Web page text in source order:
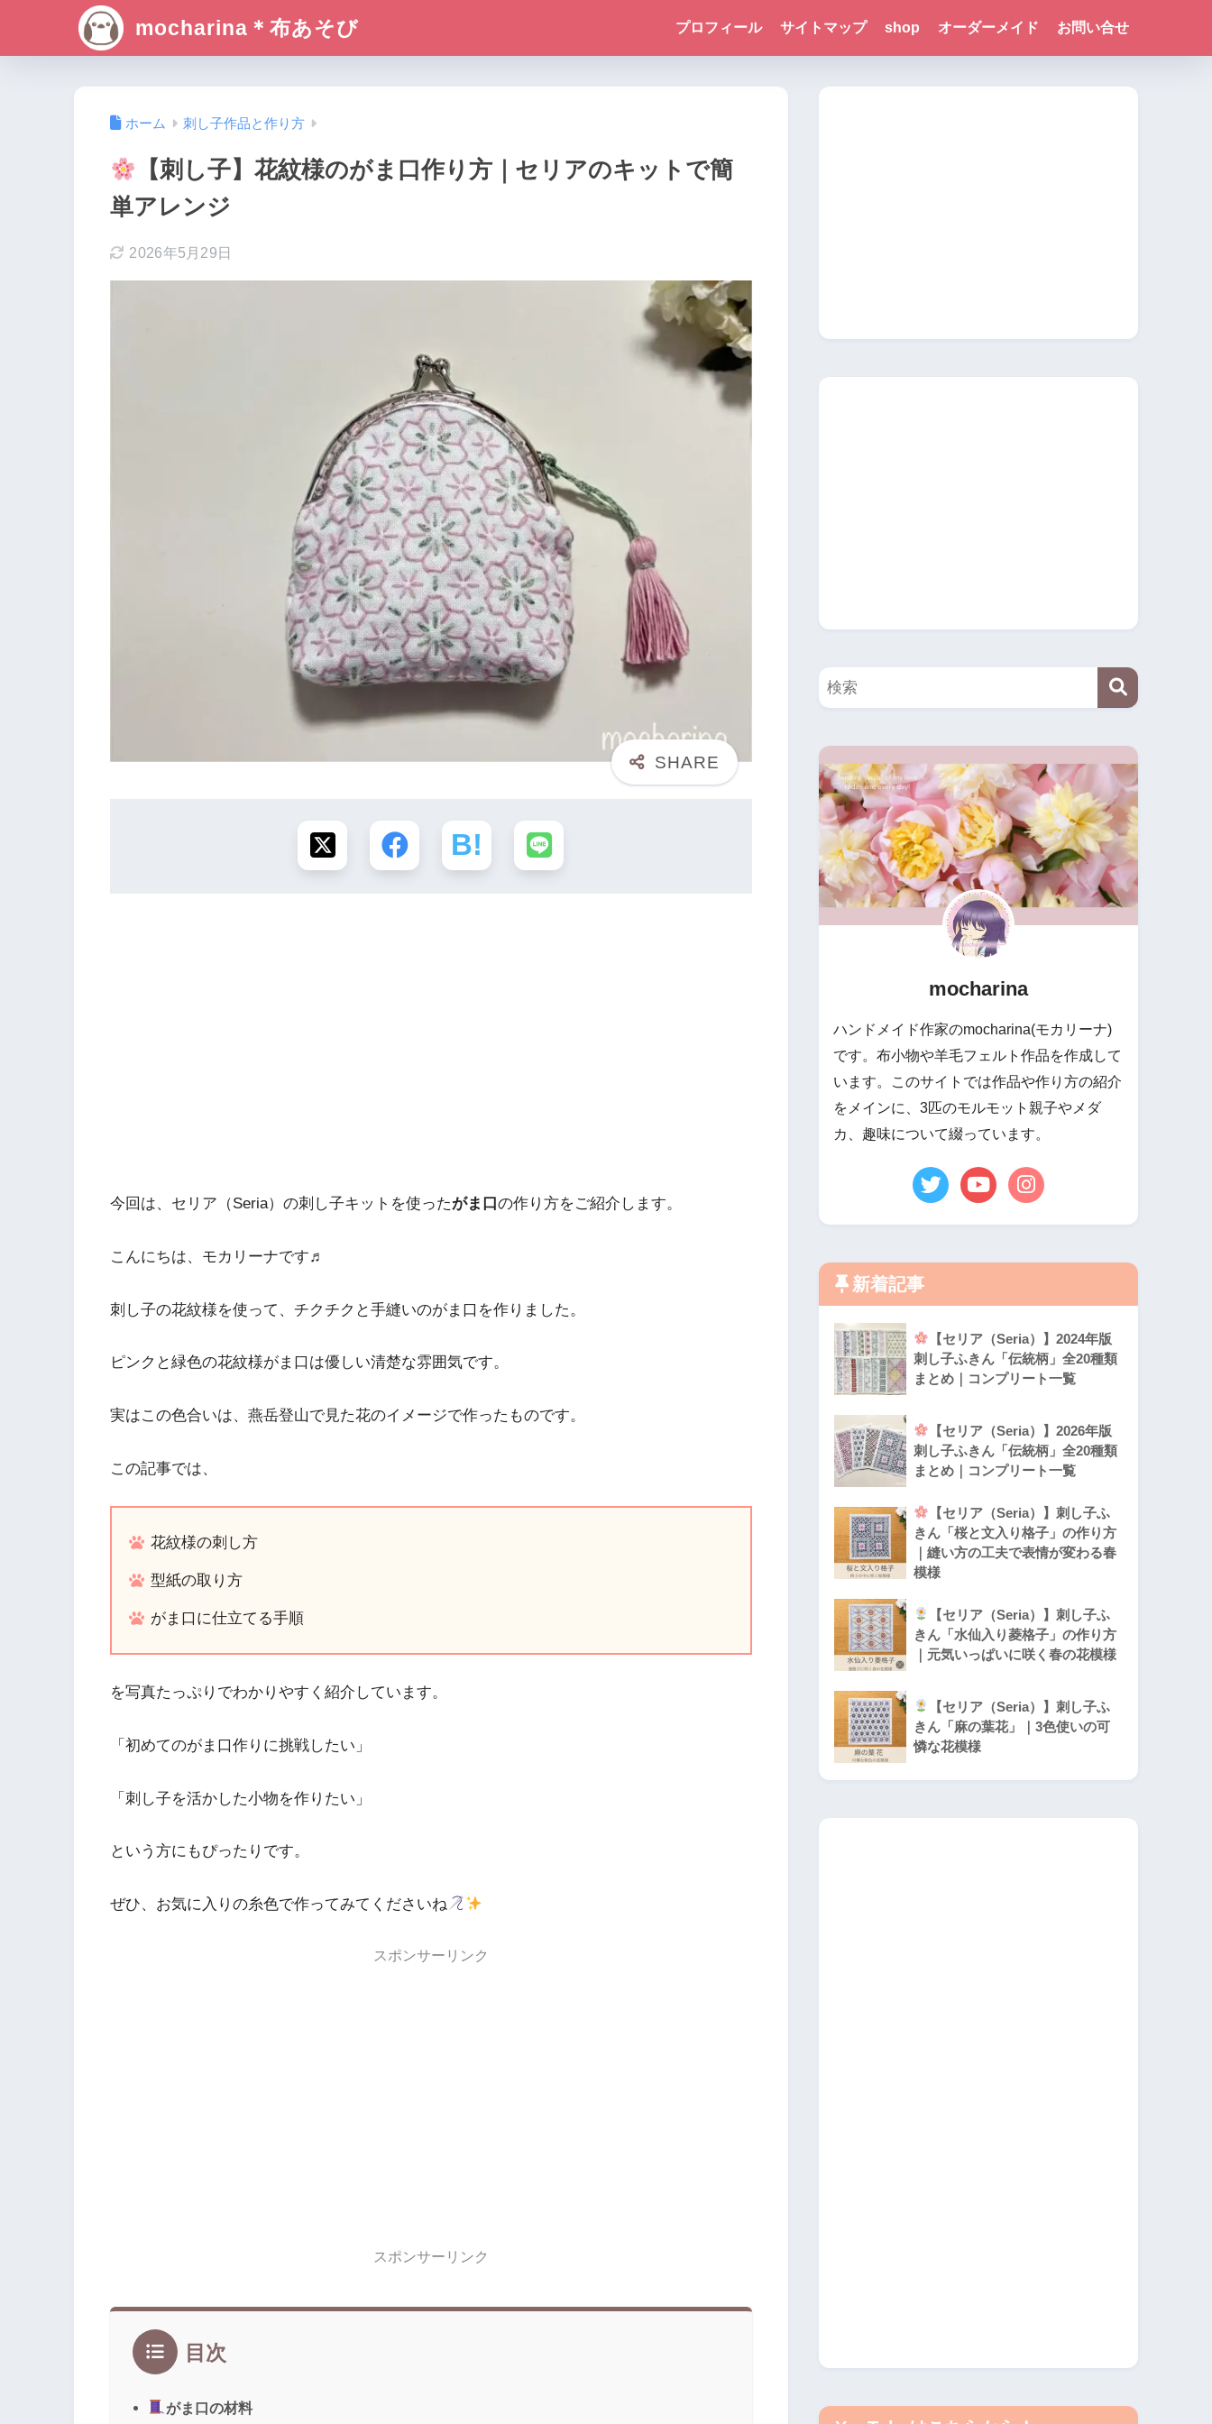
mocharina＊布あそび プロフィール サイトマップ shop オーダーメイド お問い合せ
ホーム 刺し子作品と作り方
【刺し子】花紋様のがま口作り方｜セリアのキットで簡
単アレンジ
2026年5月29日
今回は、セリア（Seria）の刺し子キットを使ったがま口 の作り方をご紹介します。
こんにちは、モカリーナです♬
刺し子の花紋様を使って、チクチクと手縫いのがま口を作りました。
ピンクと緑色の花紋様がま口は優しい清楚な雰囲気です。
実はこの色合いは、燕岳登山で見た花のイメージで作ったものです。
この記事では、
花紋様の刺し方
型紙の取り方
がま口に仕立てる手順
を写真たっぷりでわかりやすく紹介しています。
「初めてのがま口作りに挑戦したい」
「刺し子を活かした小物を作りたい」
という方にもぴったりです。
ぜひ、お気に入りの糸色で作ってみてくださいね
スポンサーリンク
スポンサーリンク
目次
がま口の材料
mocharina
ハンドメイド作家のmocharina(モカリーナ)
です。布小物や羊毛フェルト作品を作成して
います。このサイトでは作品や作り方の紹介
をメインに、3匹のモルモット親子やメダ
カ、趣味について綴っています。
新着記事
【セリア（Seria）】2024年版
刺し子ふきん「伝統柄」全20種類
まとめ｜コンプリート一覧
【セリア（Seria）】2026年版
刺し子ふきん「伝統柄」全20種類
まとめ｜コンプリート一覧
【セリア（Seria）】刺し子ふ
きん「桜と文入り格子」の作り方
｜縫い方の工夫で表情が変わる春
模様
【セリア（Seria）】刺し子ふ
きん「水仙入り菱格子」の作り方
｜元気いっぱいに咲く春の花模様
【セリア（Seria）】刺し子ふ
きん「麻の葉花」｜3色使いの可
憐な花模様